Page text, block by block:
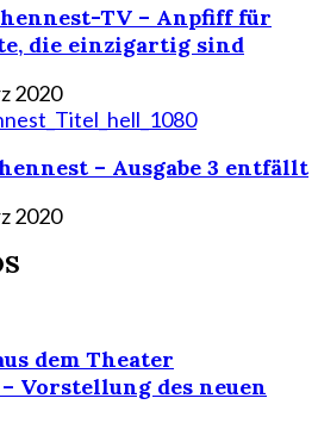
TV – Anpfiff für
die einzigartig sind
2020
– Ausgabe 3 entfällt
2020
dem Theater
Vorstellung des neuen